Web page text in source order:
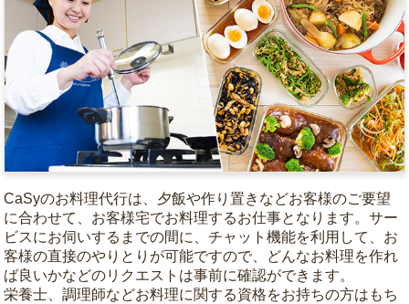
CaSyのお料理代行は、夕飯や作り置きなどお客様のご要望
に合わせて、お客様宅でお料理するお仕事となります。サー
ビスにお伺いするまでの間に、チャット機能を利用して、お
客様の直接のやりとりが可能ですので、どんなお料理を作れ
ば良いかなどのリクエストは事前に確認ができます。
栄養士、調理師などお料理に関する資格をお持ちの方はもち